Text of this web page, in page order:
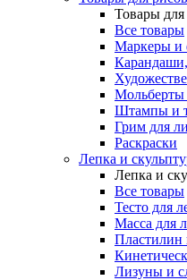
Товары
Все товары
Маркеры и
Штампы и
Грим для
Раскраски
Лепка и
Лепка и
Все товары
Тесто для
Масса для
Пластилин
Лизуны и